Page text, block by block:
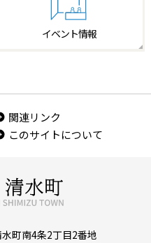
イベント情報
関連リンク
このサイトについて
町南4条2丁目2番地